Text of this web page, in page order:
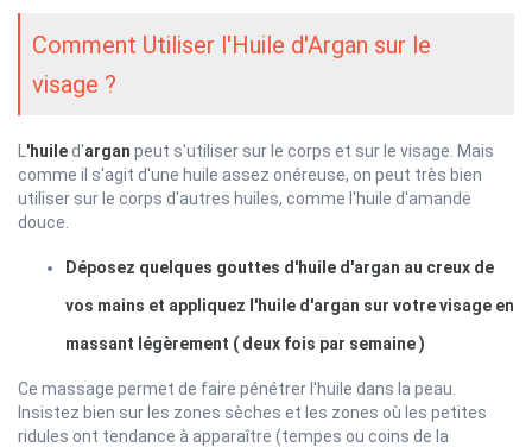
Comment Utiliser l'Huile d'Argan sur le
visage ?
'huiled'argan peut s'utiliser sur le corps et sur le visage. Mais
comme il s'agit d'une huile assez onéreuse, on peut très bien
utiliser sur le corps d'autres huiles, comme l'huile d'amande
douce.
Déposez quelques gouttes d'huile d'argan au creux de
vos mains et appliquez l'huile d'argan sur votre visage en
massant légèrement ( deux fois par semaine )
Ce massage permet de faire pénétrer l'huile dans la peau.
Insistez bien sur les zones sèches et les zones où les petites
ridules ont tendance à apparaître (tempes ou coins de la